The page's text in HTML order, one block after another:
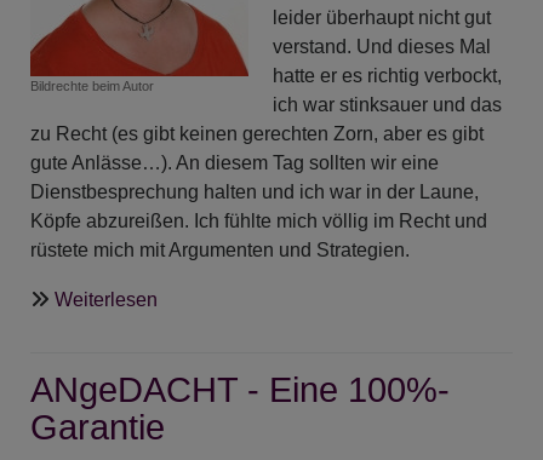
Bildrechte beim Autor
leider überhaupt nicht gut
verstand. Und dieses Mal
hatte er es richtig verbockt,
ich war stinksauer und das
zu Recht (es gibt keinen gerechten Zorn, aber es gibt
gute Anlässe…). An diesem Tag sollten wir eine
Dienstbesprechung halten und ich war in der Laune,
Köpfe abzureißen. Ich fühlte mich völlig im Recht und
rüstete mich mit Argumenten und Strategien.
Weiterlesen
Wie
nehme
ANgeDACHT - Eine 100%-
Garantie